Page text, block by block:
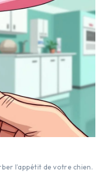
l’appétit de votre chien.